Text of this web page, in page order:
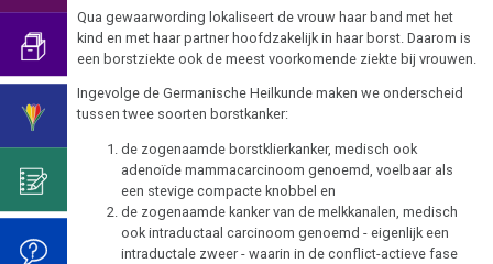
psychosomatiek
Het
onderscheid
met
psycho-
oncologie
Germanische
Heilkunde
Blaaskanker
Borstkanker
Boulimia
Darmkanker
Rectum-
Ca
2024
2022
2020
ORF
1994
Sanatorium
Rosenhof
Verjaardagsconcert
2019
video
voor
de
verjaardag
2022
Qua gewaarwording lokaliseert de vrouw haar band met het
kind en met haar partner hoofdzakelijk in haar borst. Daarom is
een borstziekte ook de meest voorkomende ziekte bij vrouwen.
Ingevolge de Germanische Heilkunde maken we onderscheid
tussen twee soorten borstkanker:
de zogenaamde borstklierkanker, medisch ook
adenoïde mammacarcinoom genoemd, voelbaar als
een stevige compacte knobbel en
de zogenaamde kanker van de melkkanalen, medisch
ook intraductaal carcinoom genoemd - eigenlijk een
intraductale zweer - waarin in de conflict-actieve fase